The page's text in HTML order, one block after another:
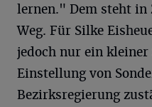
lernen." Dem steht
Weg. Für Silke
jedoch nur ein
Einstellung von
Bezirksregierung